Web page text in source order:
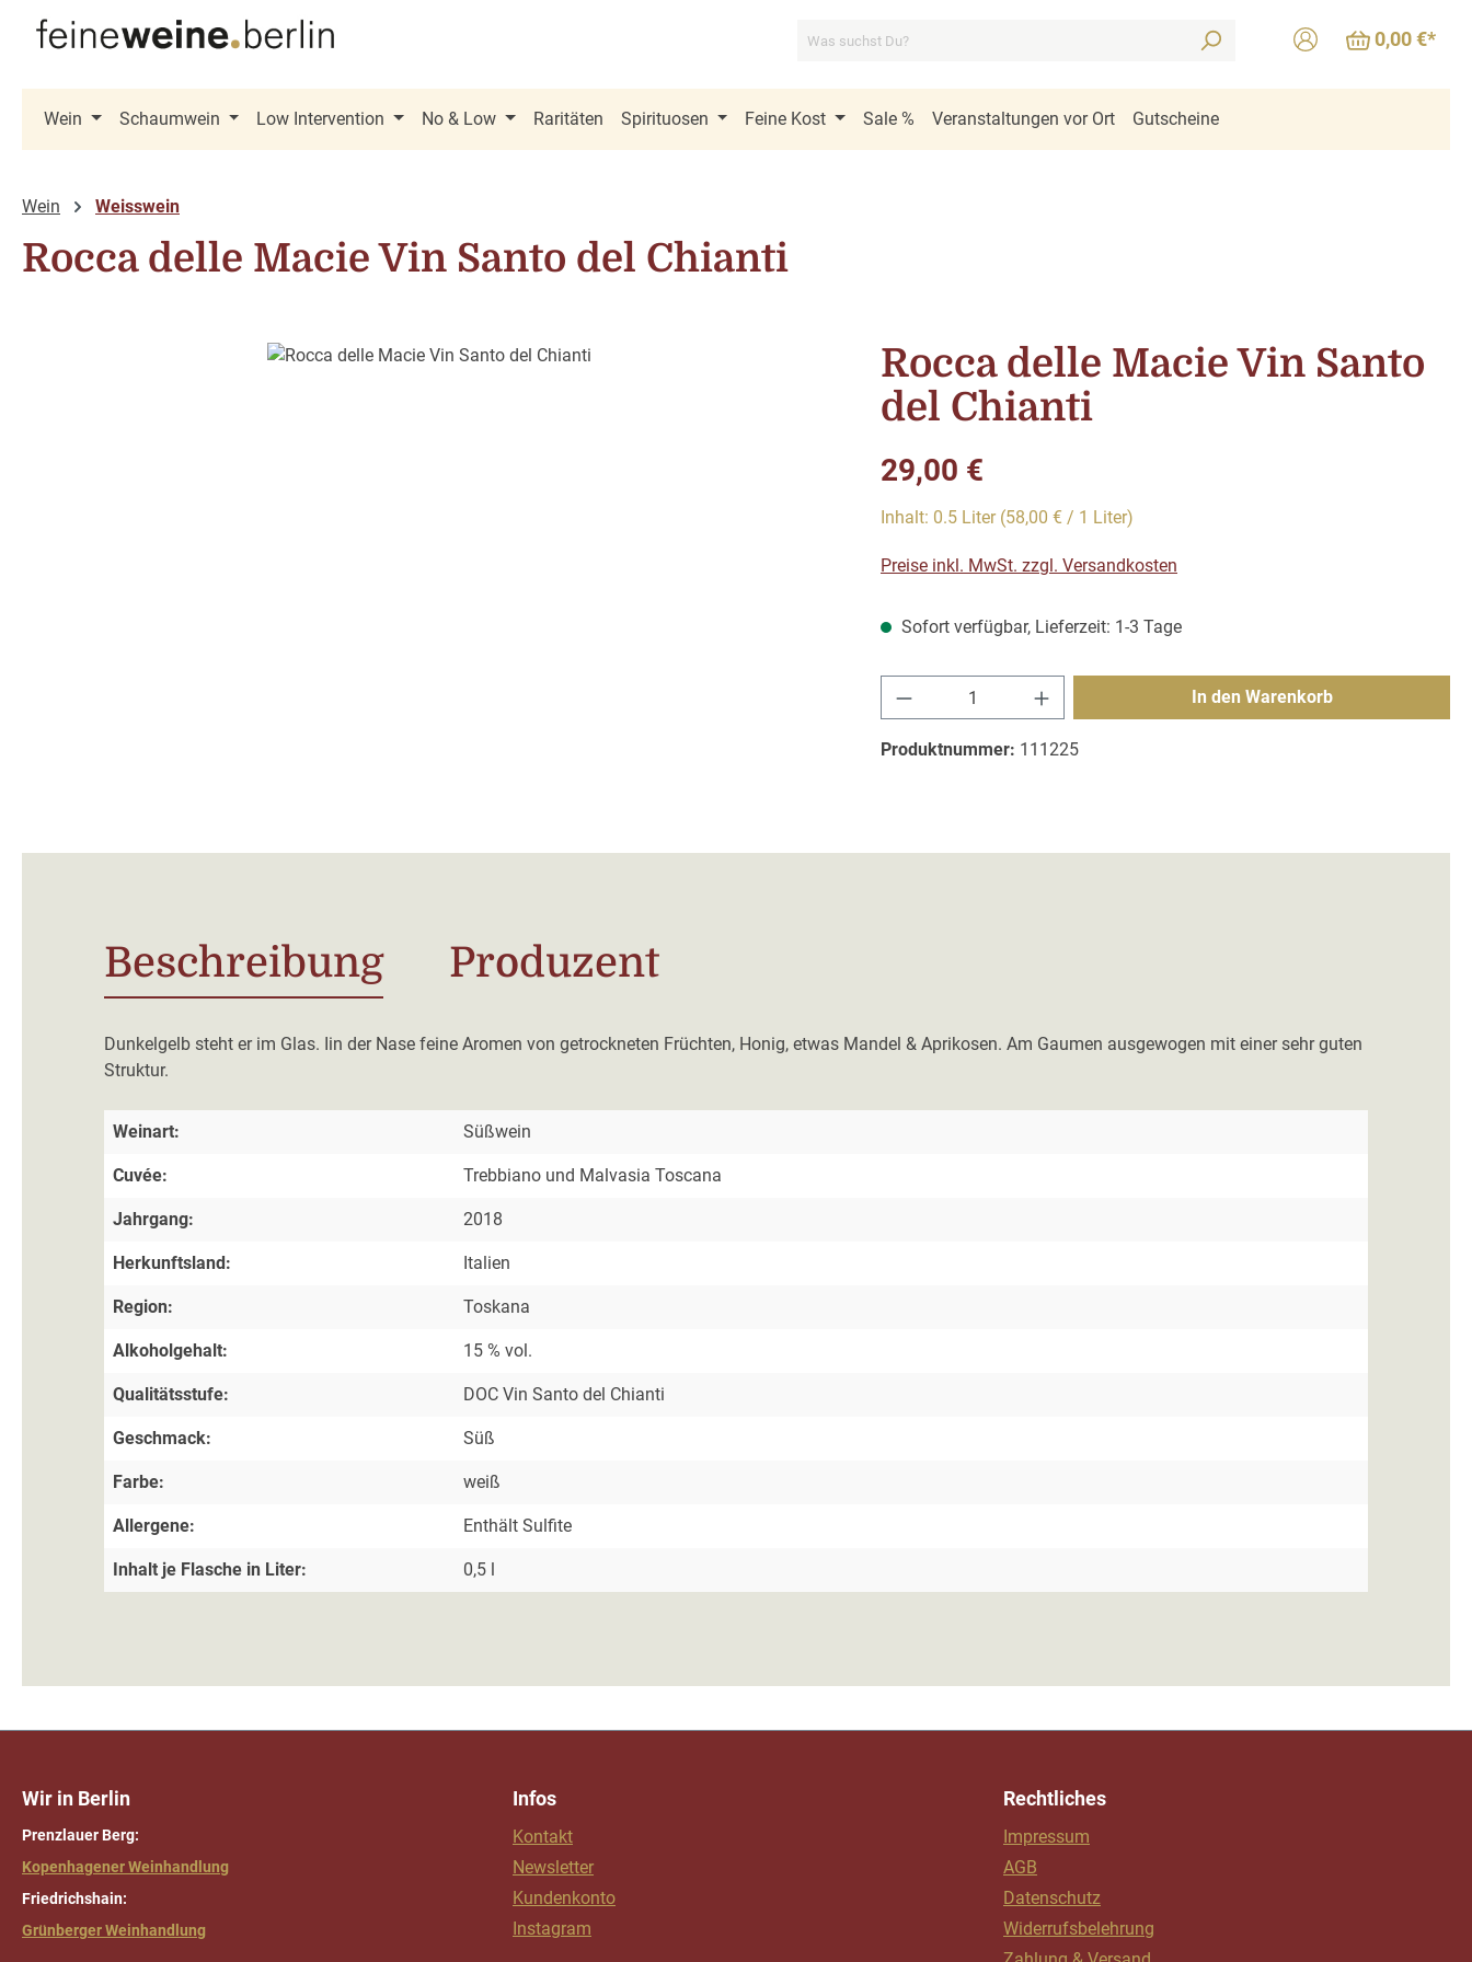
Hauptinhalt springen
Zur Suche springen
Zur Hauptnavigation springen
0,00 €*
Wein Schaumwein Low Intervention No & Low Raritäten Spirituosen Feine Kost Sale % Veranstaltungen vor Ort Gutscheine
Wein Weisswein
Rocca delle Macie Vin Santo del Chianti
Rocca delle Macie Vin Santo
del Chianti
Regulärer Preis:
29,00 €
Inhalt: 0.5 Liter (58,00 € / 1 Liter)
Preise inkl. MwSt. zzgl. Versandkosten
Sofort verfügbar, Lieferzeit: 1-3 Tage
Produkt Anzahl: Gib den gewünschten Wert ein
In den Warenkorb
Produktnummer: 111225
Beschreibung Produzent
Dunkelgelb steht er im Glas. Iin der Nase feine Aromen von getrockneten Früchten, Honig, etwas Mandel & Aprikosen. Am Gaumen ausgewogen mit einer sehr guten
Struktur.
Weinart: Süßwein
Cuvée: Trebbiano und Malvasia Toscana
Jahrgang: 2018
Herkunftsland: Italien
Region: Toskana
Alkoholgehalt: 15 % vol.
Qualitätsstufe: DOC Vin Santo del Chianti
Geschmack: Süß
Farbe: weiß
Allergene: Enthält Sulfite
Inhalt je Flasche in Liter: 0,5 l
Wir in Berlin
Prenzlauer Berg:
Kopenhagener Weinhandlung
Friedrichshain:
Grünberger Weinhandlung
Infos
Kontakt
Newsletter
Kundenkonto
Instagram
Rechtliches
Impressum
AGB
Datenschutz
Widerrufsbelehrung